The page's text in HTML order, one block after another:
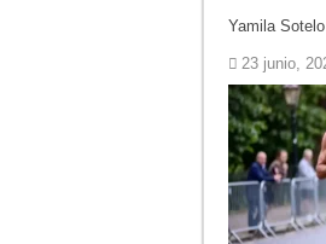
Yamila
23 junio,